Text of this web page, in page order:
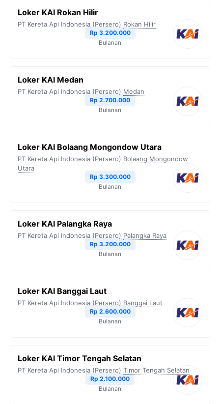
Loker KAI Rokan Hilir
PT Kereta Api Indonesia (Persero) Rokan Hilir
Rp 3.200.000
Bulanan
Loker KAI Medan
PT Kereta Api Indonesia (Persero) Medan
Rp 2.700.000
Bulanan
Loker KAI Bolaang Mongondow Utara
PT Kereta Api Indonesia (Persero) Bolaang Mongondow
Utara
Rp 3.300.000
Bulanan
Loker KAI Palangka Raya
PT Kereta Api Indonesia (Persero) Palangka Raya
Rp 3.200.000
Bulanan
Loker KAI Banggai Laut
PT Kereta Api Indonesia (Persero) Banggai Laut
Rp 2.600.000
Bulanan
Loker KAI Timor Tengah Selatan
PT Kereta Api Indonesia (Persero) Timor Tengah Selatan
Rp 2.100.000
Bulanan